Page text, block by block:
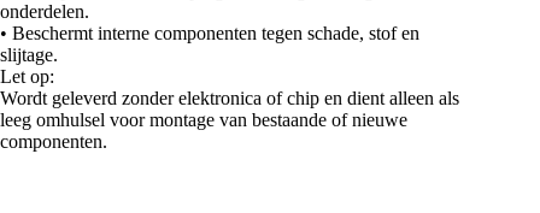
onderdelen.
• Beschermt interne componenten tegen schade, stof en
slijtage.
Let op:
Wordt geleverd zonder elektronica of chip en dient alleen als
leeg omhulsel voor montage van bestaande of nieuwe
componenten.